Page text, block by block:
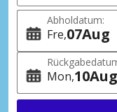
Abholdatum:
Fre 07Aug
Mon 10Aug